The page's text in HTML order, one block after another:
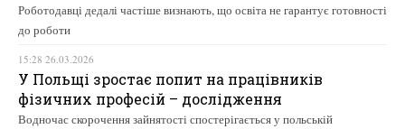
Роботодавці дедалі частіше визнають, що освіта не гарантує готовності
до роботи
15:28 26.03.2026
У Польщі зростає попит на працівників
фізичних професій – дослідження
Водночас скорочення зайнятості спостерігається у польській